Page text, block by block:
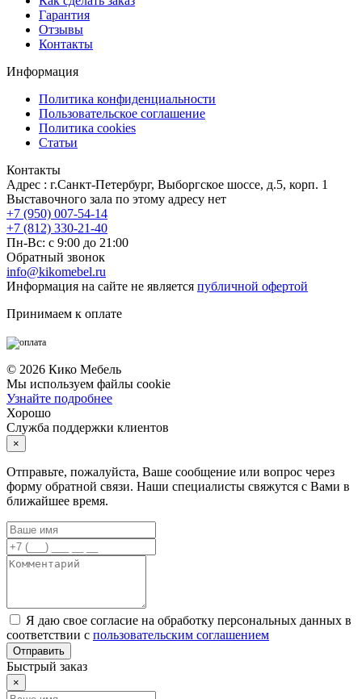
Гарантия
Отзывы
Контакты
Информация
Политика конфиденциальности
Пользовательское соглашение
Политика cookies
Статьи
Контакты
Адрес : г.Санкт-Петербург, Выборгское шоссе, д.5, корп. 1
Выставочного зала по этому адресу нет
+7 (950) 007-54-14
+7 (812) 330-21-40
Пн-Вс: с 9:00 до 21:00
Обратный звонок
info@kikomebel.ru
Информация на сайте не является публичной офертой
Принимаем к оплате
© 2026 Кико Мебель
Мы используем файлы cookie
Узнайте подробнее
Хорошо
Служба поддержки клиентов
×
Отправьте, пожалуйста, Ваше сообщение или вопрос через
форму обратной связи. Наши специалисты свяжутся с Вами в
ближайшее время.
Я даю свое согласие на обработку персональных данных в
соответствии с пользовательским соглашением
Отправить
Быстрый заказ
×